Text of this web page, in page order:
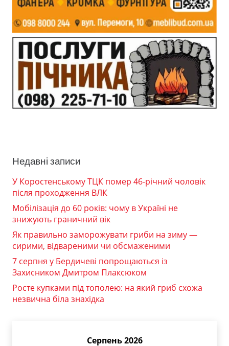
Недавні записи
У Коростенському ТЦК помер 46-річний чоловік
після проходження ВЛК
Мобілізація до 60 років: чому в Україні не
знижують граничний вік
Як правильно заморожувати гриби на зиму —
сирими, відвареними чи обсмаженими
7 серпня у Бердичеві попрощаються із
Захисником Дмитром Плаксюком
Росте купками під тополею: на який гриб схожа
незвична біла знахідка
Серпень 2026